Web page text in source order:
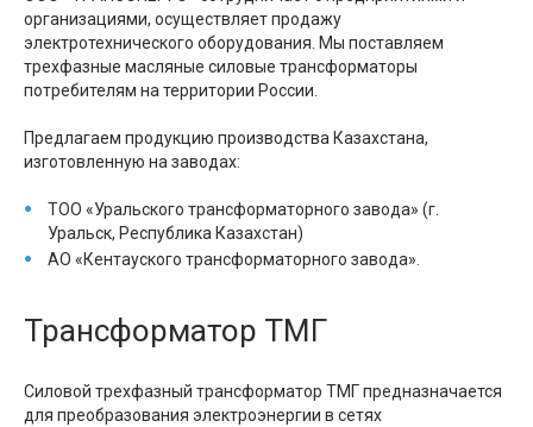
организациями, осуществляет продажу
электротехнического оборудования. Мы поставляем
трехфазные масляные силовые трансформаторы
потребителям на территории России.
Предлагаем продукцию производства Казахстана,
изготовленную на заводах:
ТОО «Уральского трансформаторного завода» (г.
Уральск, Республика Казахстан)
АО «Кентауского трансформаторного завода».
Трансформатор ТМГ
Силовой трехфазный трансформатор ТМГ предназначается
для преобразования электроэнергии в сетях